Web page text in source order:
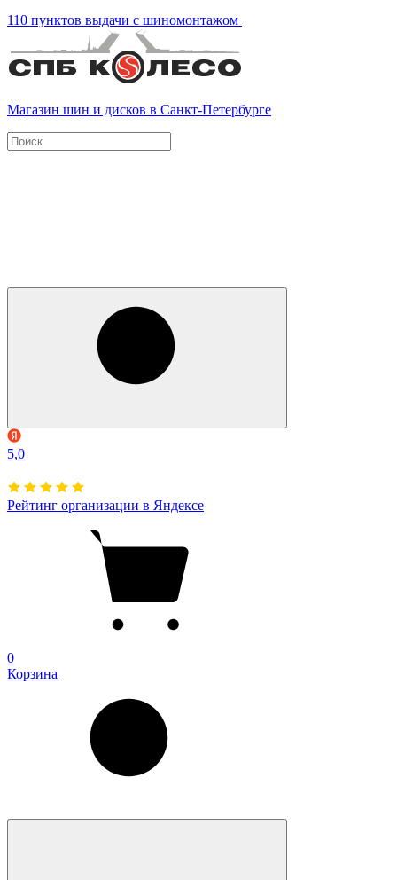
110 пунктов выдачи с шиномонтажом
Магазин шин и дисков в Санкт-Петербурге
5,0
Рейтинг организации в Яндексе
0
Корзина